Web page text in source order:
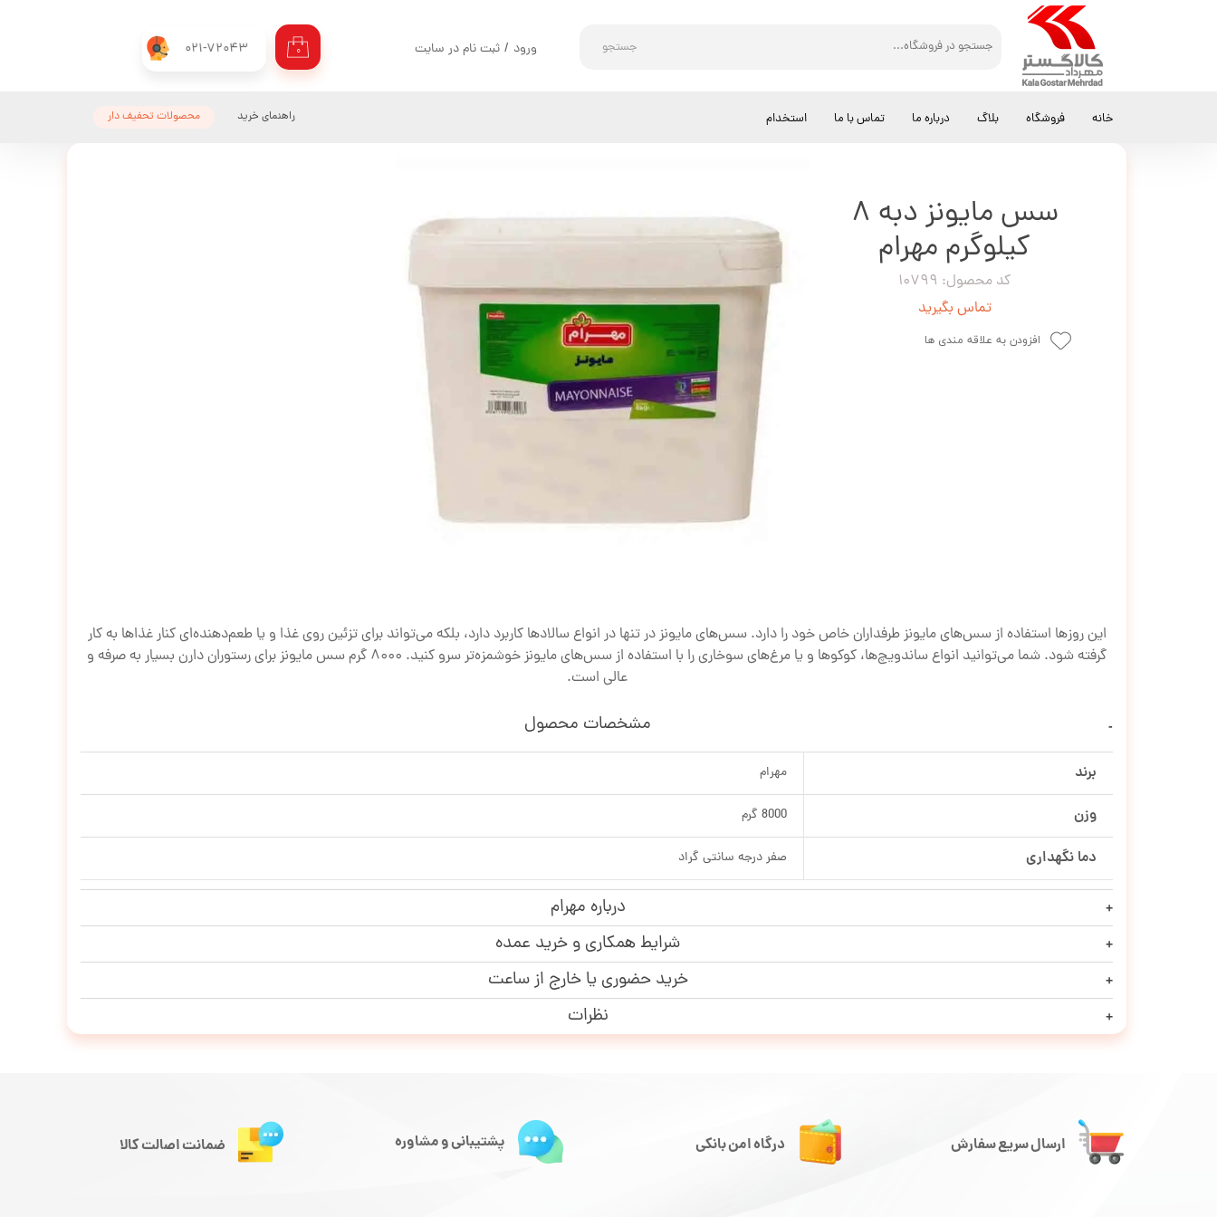
021-72043 جستجو ۰ ورود / ثبت نام در سایت
خانه فروشگاه بلاگ درباره ما تماس با ما استخدام محصولات تحفیف دار راهنمای خرید کالاگستر مهرداد سس سس مایونز دبه 8 کیلوگرم مهرام
سس مایونز دبه 8
کیلوگرم مهرام
کد محصول: 10799
تماس بگیرید
افزودن به علاقه مندی ها
این روزها استفاده از سس‌های مایونز طرفداران خاص خود را دارد. سس‌های مایونز در تنها در انواع سالادها کاربرد دارد، بلکه می‌تواند برای تزئین روی غذا و یا طعم‌دهنده‌ای کنار غذاها به کار
گرفته شود. شما می‌توانید انواع ساندویچ‌ها، کوکوها و یا مرغ‌های سوخاری را با استفاده از سس‌های مایونز خوشمزه‌تر سرو کنید. 8000 گرم سس مایونز برای رستوران دارن بسیار به صرفه و
عالی است.
مشخصات محصول
برند مهرام
وزن 8000 گرم
دما نگهداری صفر درجه سانتی گراد
درباره مهرام
شرایط همکاری و خرید عمده
خرید حضوری یا خارج از ساعت
نظرات
ارسال سریع سفارش درگاه امن بانکی پشتیبانی و مشاوره ضمانت اصالت کالا